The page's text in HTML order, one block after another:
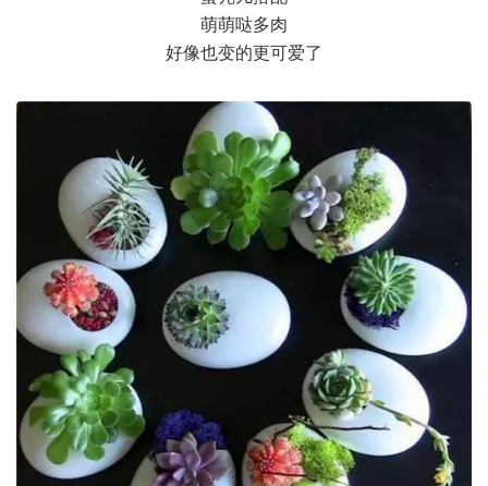
萌萌哒多肉
好像也变的更可爱了